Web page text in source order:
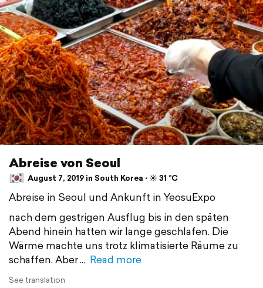
Abreise von Seoul
August 7, 2019 in South Korea ⋅ ☀️ 31 °C
Abreise in Seoul und Ankunft in YeosuExpo
nach dem gestrigen Ausflug bis in den späten
Abend hinein hatten wir lange geschlafen. Die
Wärme machte uns trotz klimatisierte Räume zu
schaffen. Aber
Read more
See translation